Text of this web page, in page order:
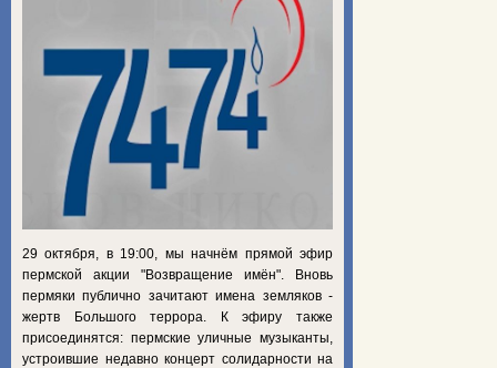
29 октября, в 19:00, мы начнём прямой эфир
пермской акции "Возвращение имён". Вновь
пермяки публично зачитают имена земляков -
жертв Большого террора. К эфиру также
присоединятся: пермские уличные музыканты,
устроившие недавно концерт солидарности на